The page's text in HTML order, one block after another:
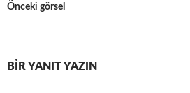
Önceki görsel
BIR YANIT YAZIN